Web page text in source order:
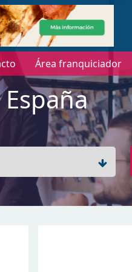
Área franquiciador